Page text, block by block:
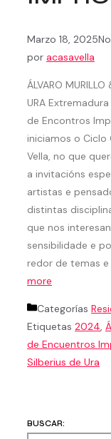
Marzo 18, 2025
por acasavella
ÁLVARO MURILLO
URA
de Encontros
iniciamos o Ciclo
Vella, no que
a invitacións
artistas e
distintas
que nos
sensibilidade e
redor de temas
more
Categorías
Etiquetas 2024,
de Encuentros
Silberius de Ura
BUSCAR: